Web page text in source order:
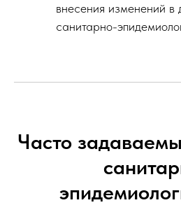
внесения изменений в
санитарно-
Часто